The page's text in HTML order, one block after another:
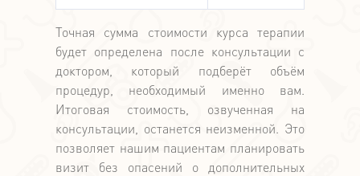
Точная сумма стоимости курса терапии
будет определена после консультации с
доктором, который подберёт объём
процедур, необходимый именно вам.
Итоговая стоимость, озвученная на
консультации, останется неизменной. Это
позволяет нашим пациентам планировать
визит без опасений о дополнительных